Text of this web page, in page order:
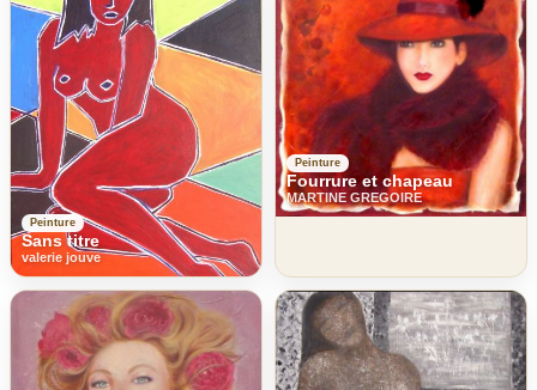
Peinture
Sans titre
valerie jouve
Peinture
Fourrure et chapeau
MARTINE GREGOIRE